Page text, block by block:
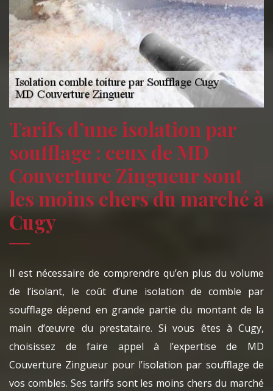
Tarifs d’une isolation par
soufflage : ceux de MD
Couverture Zingueur sont
les moins chers du marché à
Cugy
Il est nécessaire de comprendre qu’en plus du volume
de l’isolant, le coût d’une isolation de comble par
soufflage dépend en grande partie du montant de la
main d’œuvre du prestataire. Si vous êtes à Cugy,
choisissez de faire appel à l’expertise de MD
Couverture Zingueur pour l’isolation par soufflage de
vos combles. Ses tarifs sont les moins chers du marché